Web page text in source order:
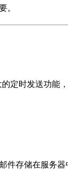
。
定时发送功
存储在服务